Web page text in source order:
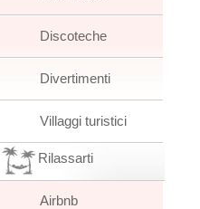
Discoteche
Divertimenti
Villaggi turistici
Rilassarti
Airbnb